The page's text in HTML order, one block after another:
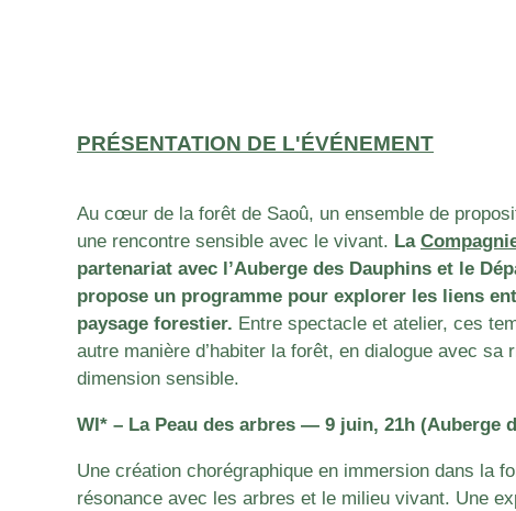
PRÉSENTATION DE L'ÉVÉNEMENT
Au cœur de la forêt de Saoû, un ensemble de
une rencontre sensible avec le vivant. La
partenariat avec l’Auberge des Dauphins et le
propose un programme pour explorer les liens
paysage forestier. Entre spectacle et atelier, ces
autre manière d’habiter la forêt, en dialogue avec sa
dimension sensible.
WI* – La Peau des arbres — 9 juin, 21h (Auberge
Une création chorégraphique en immersion dans la
résonance avec les arbres et le milieu vivant. Une